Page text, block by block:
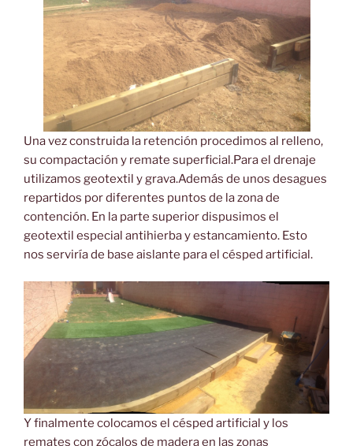
Una vez construida la retención procedimos al relleno,
su compactación y remate superficial.Para el drenaje
utilizamos geotextil y grava.Además de unos desagues
repartidos por diferentes puntos de la zona de
contención. En la parte superior dispusimos el
geotextil especial antihierba y estancamiento. Esto
nos serviría de base aislante para el césped artificial.
Y finalmente colocamos el césped artificial y los
remates con zócalos de madera en las zonas